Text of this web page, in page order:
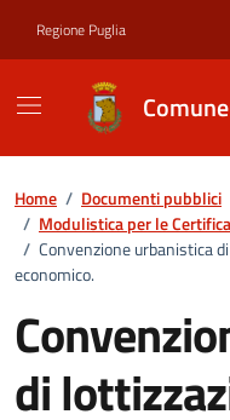
Regione Puglia
Home / Documenti pubblici
/ Modulistica per le
/ Convenzione urbanistica
economico.
di